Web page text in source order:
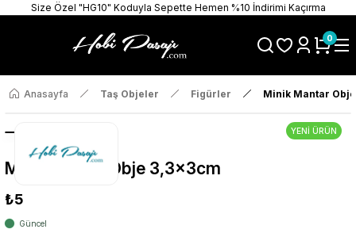
Size Özel "HG10" Koduyla Sepette Hemen %10 İndirimi Kaçırma
0
Anasayfa Taş Objeler Figürler Minik Mantar
YENİ ÜRÜN
Minik Mantar Obje 3,3x3cm
₺5
Güncel